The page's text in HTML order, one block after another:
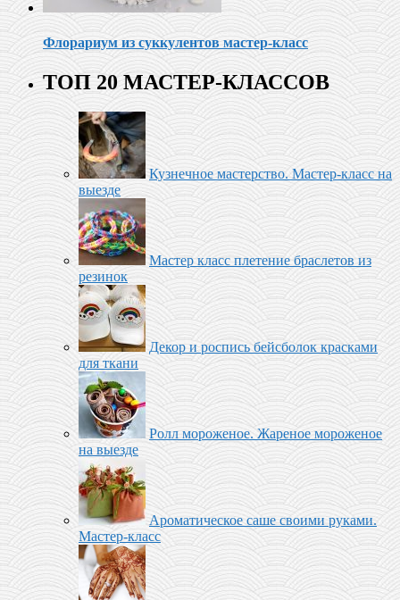
Флорариум из суккулентов мастер-класс
ТОП 20 МАСТЕР-КЛАССОВ
Кузнечное мастерство. Мастер-класс на
выезде
Мастер класс плетение браслетов из
резинок
Декор и роспись бейсболок красками
для ткани
Ролл мороженое‬. Жареное мороженое
на выезде
Ароматическое саше своими руками.
Мастер-класс